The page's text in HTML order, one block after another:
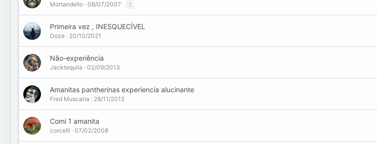
Mortandello 08/07/2007 2
Primeira vez , INESQUECÍVEL
Doze 20/10/2021
Não-experiência
Jacktequila 02/09/2013
Amanitas pantherinas experiencia alucinante
Fred Muscaria 28/11/2012
Comi 1 amanita
corcelll 07/02/2008